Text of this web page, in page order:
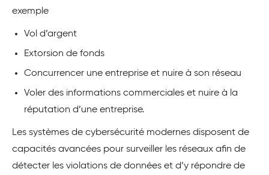
exemple
Vol d’argent
Extorsion de fonds
Concurrencer une entreprise et nuire à son réseau
Voler des informations commerciales et nuire à la
réputation d’une entreprise.
Les systèmes de cybersécurité modernes disposent de
capacités avancées pour surveiller les réseaux afin de
détecter les violations de données et d’y répondre de